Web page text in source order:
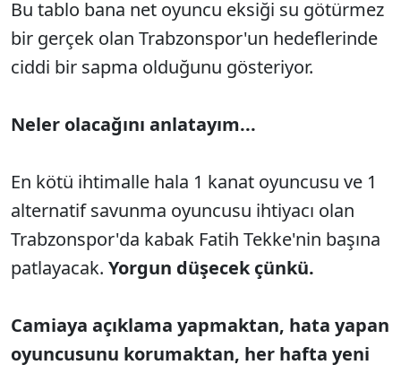
Bu tablo bana net oyuncu eksiği su götürmez
bir gerçek olan Trabzonspor'un hedeflerinde
ciddi bir sapma olduğunu gösteriyor.
Neler olacağını anlatayım...
En kötü ihtimalle hala 1 kanat oyuncusu ve 1
alternatif savunma oyuncusu ihtiyacı olan
Trabzonspor'da kabak Fatih Tekke'nin başına
patlayacak. Yorgun düşecek çünkü.
Camiaya açıklama yapmaktan, hata yapan
oyuncusunu korumaktan, her hafta yeni